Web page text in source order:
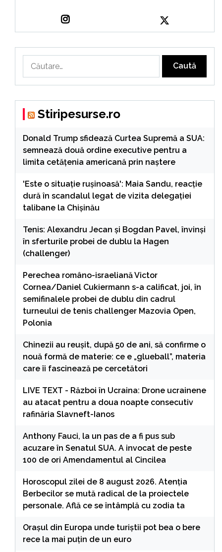
după:
Stiripesurse.ro
Donald Trump sfidează Curtea Supremă a SUA:
semnează două ordine executive pentru a
limita cetățenia americană prin naștere
'Este o situație rușinoasă': Maia Sandu, reacție
dură în scandalul legat de vizita delegației
talibane la Chișinău
Tenis: Alexandru Jecan şi Bogdan Pavel, învinşi
în sferturile probei de dublu la Hagen
(challenger)
Perechea româno-israeliană Victor
Cornea/Daniel Cukiermann s-a calificat, joi, în
semifinalele probei de dublu din cadrul
turneului de tenis challenger Mazovia Open,
Polonia
Chinezii au reușit, după 50 de ani, să confirme o
nouă formă de materie: ce e „glueball”, materia
care îi fascinează pe cercetători
LIVE TEXT - Război în Ucraina: Drone ucrainene
au atacat pentru a doua noapte consecutiv
rafinăria Slavneft-Ianos
Anthony Fauci, la un pas de a fi pus sub
acuzare în Senatul SUA. A invocat de peste
100 de ori Amendamentul al Cincilea
Horoscopul zilei de 8 august 2026. Atenția
Berbecilor se mută radical de la proiectele
personale. Află ce se întâmplă cu zodia ta
Orașul din Europa unde turiștii pot bea o bere
rece la mai puțin de un euro